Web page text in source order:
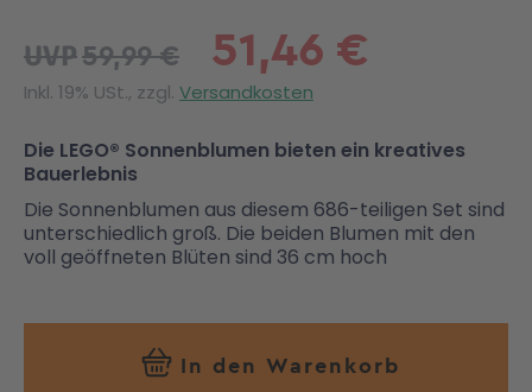
51,46 €
UVP59,99 €
Inkl. 19% USt., zzgl. Versandkosten
Die LEGO® Sonnenblumen bieten ein kreatives
Bauerlebnis
Die Sonnenblumen aus diesem 686-teiligen Set sind
unterschiedlich groß. Die beiden Blumen mit den
voll geöffneten Blüten sind 36 cm hoch
In den Warenkorb